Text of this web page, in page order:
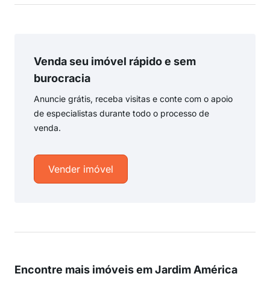
Venda seu imóvel rápido e sem
burocracia
Anuncie grátis, receba visitas e conte com o apoio
de especialistas durante todo o processo de
venda.
Vender imóvel
Encontre mais imóveis em Jardim América